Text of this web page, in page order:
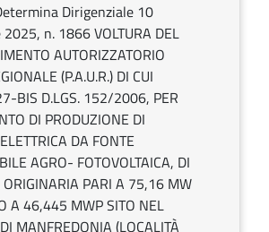
Dirigenziale 10
n. 1866 VOLTURA DEL
AUTORIZZATORIO
(P.A.U.R.) DI CUI
BIS D.LGS. 152/2006, PER
DI PRODUZIONE DI
DA FONTE
AGRO- FOTOVOLTAICA, DI
ORIGINARIA PARI A 75,16 MW
A 46,445 MWP SITO NEL
MANFREDONIA (LOCALITÀ